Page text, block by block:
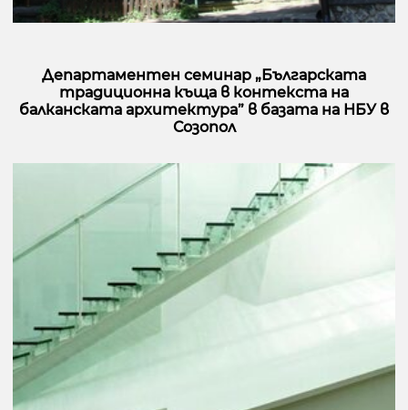
Департаментен семинар „Българската
традиционна къща в контекста на
балканската архитектура” в базата на НБУ в
Созопол